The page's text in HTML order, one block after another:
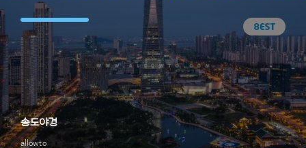
allowto
송도야경